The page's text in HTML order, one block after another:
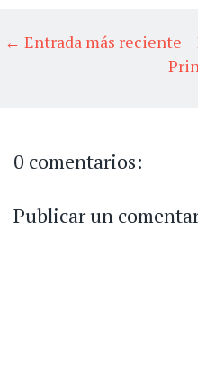
← Entrada más reciente
0 comentarios:
Publicar un